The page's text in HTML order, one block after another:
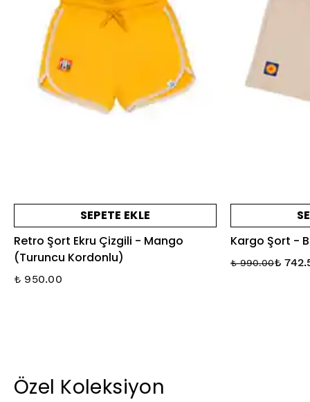
SEPETE EKLE
Retro Şort Ekru Çizgili - Mango
(Turuncu Kordonlu)
₺ 950.00
Kargo Şort -
₺ 990.00₺
Özel Koleksiyon